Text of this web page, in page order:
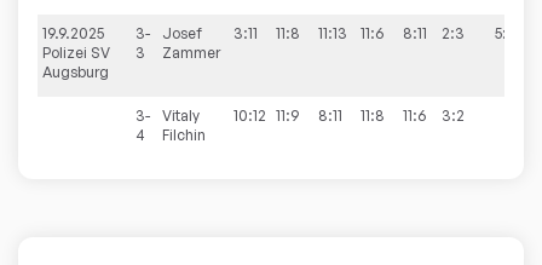
19.9.2025
Polizei SV
Augsburg
3-
3
Josef
Zammer
3:11 11:8 11:13 11:6 8:11 2:3 5:5
3-
4
Vitaly
Filchin
10:12 11:9 8:11 11:8 11:6 3:2